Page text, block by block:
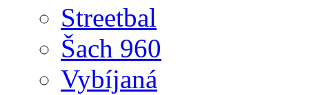
Streetbal
Šach 960
Vybíjaná